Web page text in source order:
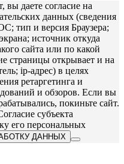
вы даете согласие на
данных (сведения
тип и версия Браузера;
источник откуда
сайта или по какой
страницы открывает и на
ip-адрес) в целях
ретаргетинга и
и обзоров. Если вы
покиньте сайт.
субъекта
его персональных
ДАННЫХ